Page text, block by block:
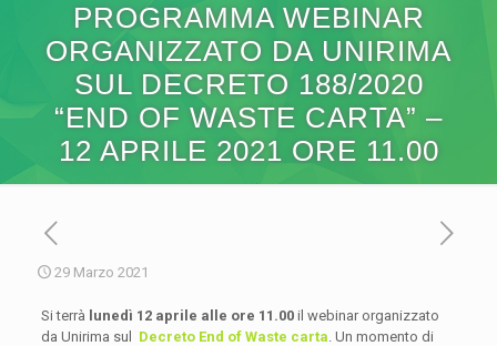
PROGRAMMA WEBINAR
ORGANIZZATO DA UNIRIMA
SUL DECRETO 188/2020
“END OF WASTE CARTA” –
12 APRILE 2021 ORE 11.00
29 Marzo 2021
Si terrà lunedì 12 aprile alle ore 11.00il webinar organizzato
da Unirima sul
Decreto End of Waste carta. Un momento di